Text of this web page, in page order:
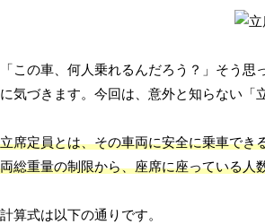
「この車、何人乗れるんだろう？」そう
に気づきます。今回は、意外と知らない「
立席定員とは、その車両に安全に乗車でき
両総重量の制限から、座席に座っている人
計算式は以下の通りです。